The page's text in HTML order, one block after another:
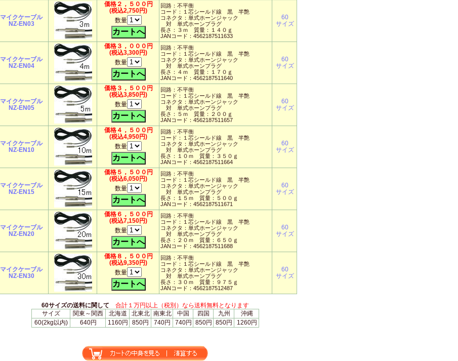
マイクケーブル
NZ-EN03
価格２，５００円
(税込2,750円)
数量
回路：不平衡
コード：１芯シールド線 黒 半艶
コネクタ：単式ホーンジャック
対 単式ホーンプラグ
長さ：３ｍ 質量：１４０ｇ
JANコード：4562187511633
60
サイズ
マイクケーブル
NZ-EN04
価格３，０００円
(税込3,300円)
数量
回路：不平衡
コード：１芯シールド線 黒 半艶
コネクタ：単式ホーンジャック
対 単式ホーンプラグ
長さ：４ｍ 質量：１７０ｇ
JANコード：4562187511640
60
サイズ
マイクケーブル
NZ-EN05
価格３，５００円
(税込3,850円)
数量
回路：不平衡
コード：１芯シールド線 黒 半艶
コネクタ：単式ホーンジャック
対 単式ホーンプラグ
長さ：５ｍ 質量：２００ｇ
JANコード：4562187511657
60
サイズ
マイクケーブル
NZ-EN10
価格４，５００円
(税込4,950円)
数量
回路：不平衡
コード：１芯シールド線 黒 半艶
コネクタ：単式ホーンジャック
対 単式ホーンプラグ
長さ：１０ｍ 質量：３５０ｇ
JANコード：4562187511664
60
サイズ
マイクケーブル
NZ-EN15
価格５，５００円
(税込6,050円)
数量
回路：不平衡
コード：１芯シールド線 黒 半艶
コネクタ：単式ホーンジャック
対 単式ホーンプラグ
長さ：１５ｍ 質量：５００ｇ
JANコード：4562187511671
60
サイズ
マイクケーブル
NZ-EN20
価格６，５００円
(税込7,150円)
数量
回路：不平衡
コード：１芯シールド線 黒 半艶
コネクタ：単式ホーンジャック
対 単式ホーンプラグ
長さ：２０ｍ 質量：６５０ｇ
JANコード：4562187511688
60
サイズ
マイクケーブル
NZ-EN30
価格８，５００円
(税込9,350円)
数量
回路：不平衡
コード：１芯シールド線 黒 半艶
コネクタ：単式ホーンジャック
対 単式ホーンプラグ
長さ：３０ｍ 質量：９７５ｇ
JANコード：4562187512487
60
サイズ
60サイズの送料に関して
合計１万円以上（税別）なら送料無料となります
サイズ
関東～関西 北海道 北東北 南東北 中国 四国 九州
沖縄
60(2kg以内)
640円 1160円 850円 740円 740円 850円 850円 1260円